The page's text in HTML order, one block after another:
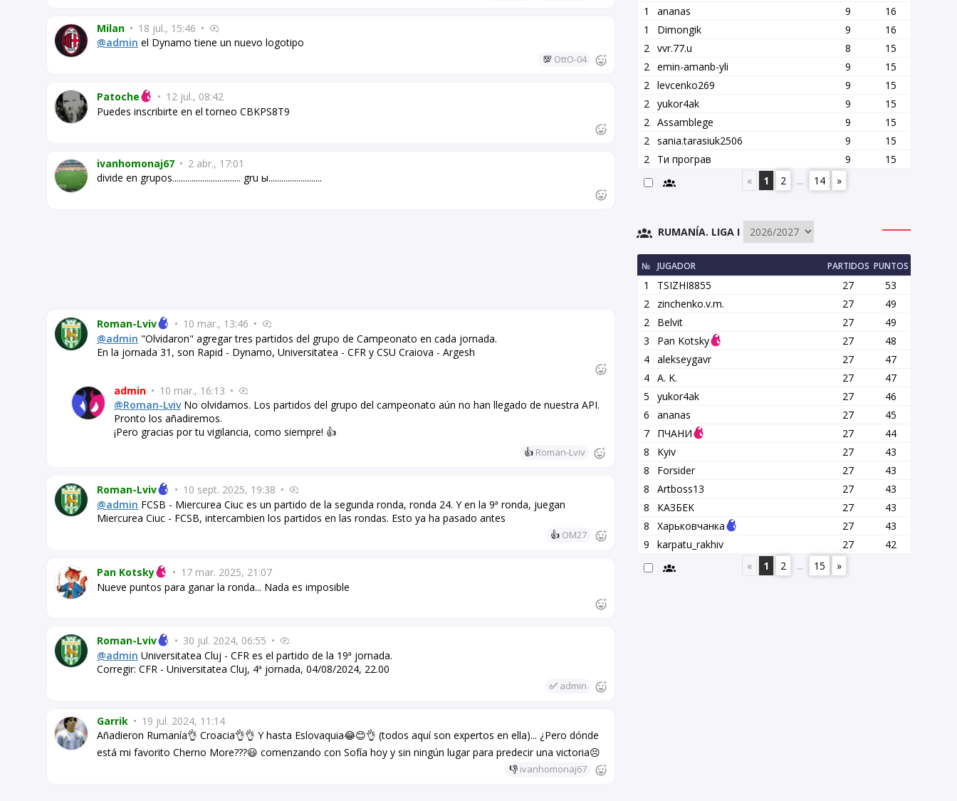
Milan • 18 jul., 15:46 •
@admin el Dynamo tiene un nuevo logotipo
💯 OttO-04
Patoche • 12 jul., 08:42
Puedes inscribirte en el torneo CBKPS8T9
ivanhomonaj67 • 2 abr., 17:01
divide en grupos................................ gru ы.........................
Roman-Lviv • 10 mar., 13:46 •
@admin "Olvidaron" agregar tres partidos del grupo de Campeonato en cada jornada.
En la jornada 31, son Rapid - Dynamo, Universitatea - CFR y CSU Craiova - Argesh
admin • 10 mar., 16:13 •
@Roman-LvivNo olvidamos. Los partidos del grupo del campeonato aún no han llegado de nuestra API.
Pronto los añadiremos.
¡Pero gracias por tu vigilancia, como siempre! 👍
👍 Roman-Lviv
Roman-Lviv • 10 sept. 2025, 19:38 •
@admin FCSB - Miercurea Ciuc es un partido de la segunda ronda, ronda 24. Y en la 9ª ronda, juegan
Miercurea Ciuc - FCSB, intercambien los partidos en las rondas. Esto ya ha pasado antes
👍 OM27
Pan Kotsky • 17 mar. 2025, 21:07
Nueve puntos para ganar la ronda... Nada es imposible
Roman-Lviv • 30 jul. 2024, 06:55 •
@admin Universitatea Cluj - CFR es el partido de la 19ª jornada.
Corregir: CFR - Universitatea Cluj, 4ª jornada, 04/08/2024, 22.00
✅ admin
Garrik • 19 jul. 2024, 11:14
Añadieron Rumanía👌 Croacia👌👌 Y hasta Eslovaquia😂😊👌 (todos aquí son expertos en ella)... ¿Pero dónde
está mi favorito Cherno More???😃 comenzando con Sofía hoy y sin ningún lugar para predecir una victoria😣
👎 ivanhomonaj67
1
ananas 9
16
1
Dimongik 9
16
2
vvr.77.u 8
15
2
emin-amanb-yli 9
15
2
levcenko269 9
15
2
yukor4ak 9
15
2
Assamblege 9
15
2
sania.tarasiuk2506 9
15
2
Ти програв 9
15
«
1 2 ... 14 »
RUMANÍA. LIGA I
№ JUGADOR PARTIDOS PUNTOS
1 TSIZHI8855 27
53
2
zinchenko.v.m. 27
49
2
Belvit 27
49
3
Pan Kotsky 27
48
4 alekseygavr 27
47
4 A. K. 27
47
5
yukor4ak 27
46
6
ananas 27
45
7
ПЧАНИ 27
44
8
Kyiv 27
43
8
Forsider 27
43
8
Artboss13 27
43
8
КАЗБEK 27
43
8
Харьковчанка 27
43
9
karpatu_rakhiv 27
42
«
1 2 ... 15 »